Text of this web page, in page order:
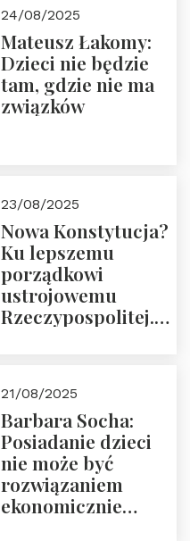
24/08/2025
Mateusz Łakomy:
Dzieci nie będzie
tam, gdzie nie ma
związków
23/08/2025
Nowa Konstytucja?
Ku lepszemu
porządkowi
ustrojowemu
Rzeczypospolitej.
Nowego
Ćwierćwiecza”
21/08/2025
Barbara Socha:
Posiadanie dzieci
nie może być
rozwiązaniem
ekonomicznie